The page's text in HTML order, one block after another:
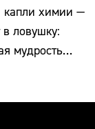
капли химии —
ловушку:
мудрость